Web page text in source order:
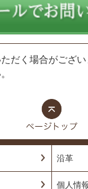
だく場合がござ
沿革
個人情